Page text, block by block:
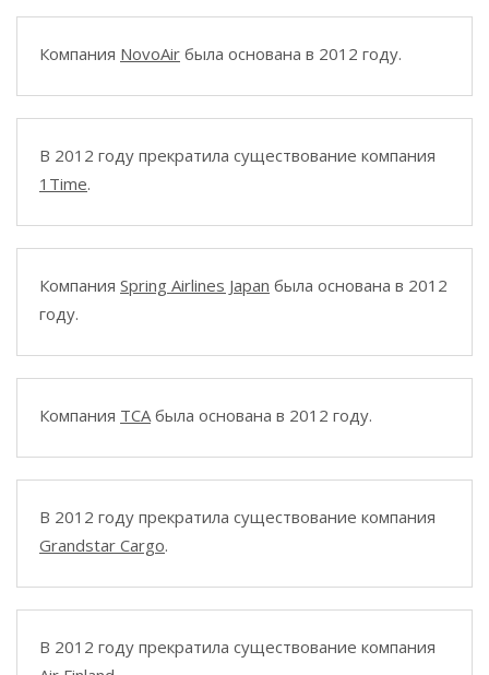
Компания NovoAir была основана в 2012 году.
В 2012 году прекратила существование компания
1Time.
Компания Spring Airlines Japan была основана в 2012
году.
Компания TCAбыла основана в 2012 году.
В 2012 году прекратила существование компания
Grandstar Cargo.
В 2012 году прекратила существование компания